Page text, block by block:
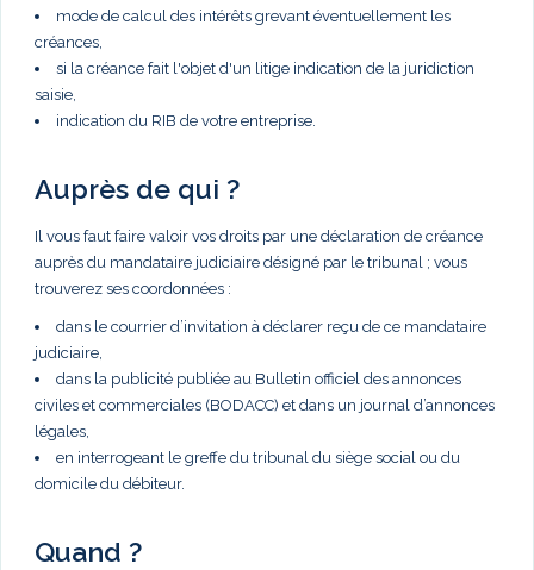
mode de calcul des intérêts grevant éventuellement les
créances,
si la créance fait l'objet d'un litige indication de la juridiction
saisie,
indication du RIB de votre entreprise.
Auprès de qui ?
Il vous faut faire valoir vos droits par une déclaration de créance
auprès du mandataire judiciaire désigné par le tribunal ; vous
trouverez ses coordonnées :
dans le courrier d’invitation à déclarer reçu de ce mandataire
judiciaire,
dans la publicité publiée au Bulletin officiel des annonces
civiles et commerciales (BODACC) et dans un journal d’annonces
légales,
en interrogeant le greffe du tribunal du siège social ou du
domicile du débiteur.
Quand ?